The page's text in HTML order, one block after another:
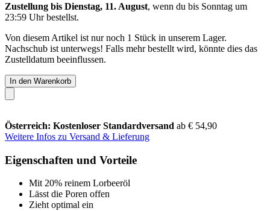
Zustellung bis Dienstag, 11. August, wenn du bis Sonntag um
23:59 Uhrbestellst.
Von diesem Artikel ist nur noch 1 Stück in unserem Lager.
Nachschub ist unterwegs! Falls mehr bestellt wird, könnte dies das
Zustelldatum beeinflussen.
In den Warenkorb
Österreich: Kostenloser Standardversand ab € 54,90
Weitere Infos zu Versand & Lieferung
Eigenschaften und Vorteile
Mit 20% reinem Lorbeeröl
Lässt die Poren offen
Zieht optimal ein